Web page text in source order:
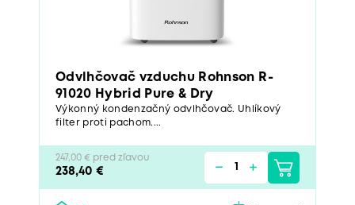
Odvlhčovač vzduchu Rohnson R-
91020 Hybrid Pure & Dry
Výkonný kondenzačný odvlhčovač. Uhlíkový
filter proti pachom....
247,00 € pred zľavou
238,40 €